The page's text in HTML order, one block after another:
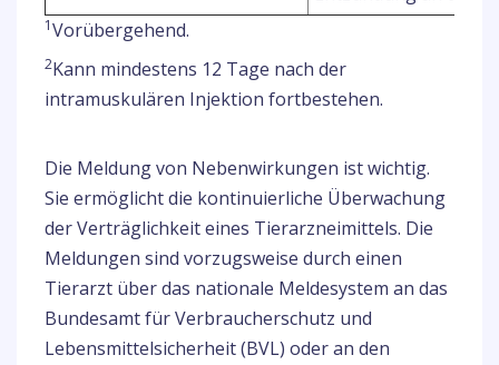
1Vorübergehend.
2Kann mindestens 12 Tage nach der
intramuskulären Injektion fortbestehen.
Die Meldung von Nebenwirkungen ist wichtig.
Sie ermöglicht die kontinuierliche Überwachung
der Verträglichkeit eines Tierarzneimittels. Die
Meldungen sind vorzugsweise durch einen
Tierarzt über das nationale Meldesystem an das
Bundesamt für Verbraucherschutz und
Lebensmittelsicherheit (BVL) oder an den